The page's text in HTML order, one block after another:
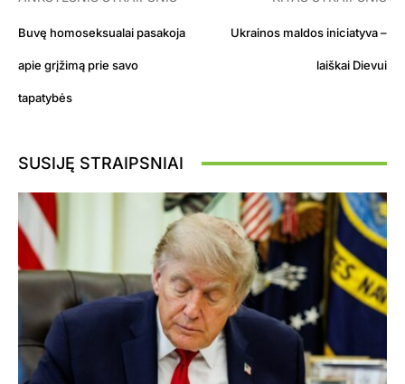
Buvę homoseksualai pasakoja
apie grįžimą prie savo
tapatybės
Ukrainos maldos iniciatyva –
laiškai Dievui
SUSIJĘ STRAIPSNIAI